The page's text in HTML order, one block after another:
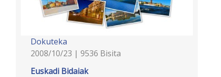
Dokuteka
2008/10/23 | 9536 Bisita
Euskadi Bidaiak